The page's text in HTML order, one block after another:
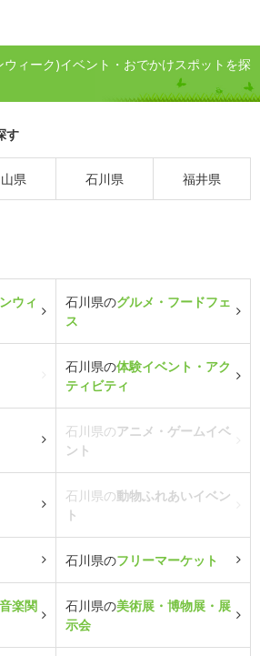
ィーク)イベント・おでかけスポットを探
す
県 石川県 福井県
ウィ
石川県のグルメ・フードフェ
ス
石川県の体験イベント・アク
ティビティ
石川県のアニメ・ゲームイベ
ント
石川県の動物ふれあいイベン
ト
石川県のフリーマーケット
楽関
石川県の美術展・博物展・展
示会